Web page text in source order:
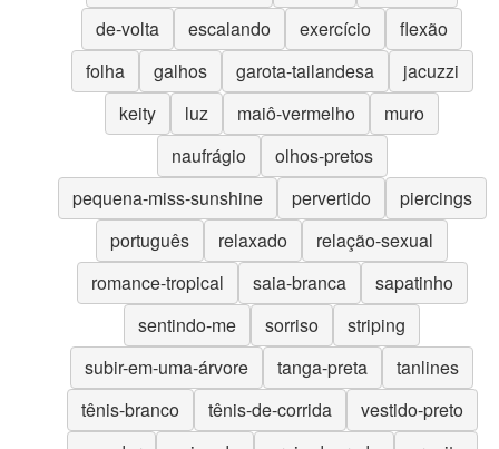
de-volta
escalando exercício
flexão
folha
galhos garota-tailandesa
jacuzzi
keity
luz maiô-vermelho
muro
naufrágio
olhos-pretos
pequena-miss-sunshine
pervertido
piercings
português
relaxado
relação-sexual
romance-tropical
saia-branca
sapatinho
sentindo-me
sorriso
striping
subir-em-uma-árvore
tanga-preta
tanlines
tênis-branco
tênis-de-corrida
vestido-preto